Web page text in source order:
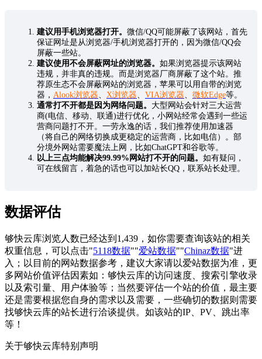
建议用手机浏览器打开。 微信/QQ可能屏蔽了该网站，首先
保证网址是从浏览器/手机浏览器打开的，因为微信/QQ会
屏蔽一些站。
建议使用不会屏蔽网址的浏览器。 如果浏览器提示该网站
违规，并非真的违规。而是浏览器厂商屏蔽了这个站。推
荐原生态不会屏蔽网站的浏览器，苹果可以用自带的浏览
器， Alook浏览器、 X浏览器、 VIA浏览器、 微软Edge等。
通常打不开都是因为网络问题。 大型网站会针对三大运营
商(电信、移动、联通)进行优化，小网站经常会遇到一些运
营商问题打不开。一劳永逸的话，我们推荐使用加速器
（将自己的网络切换成更稳定的运营商，比如电信）。部
分境外网站需要魔法上网，比如ChatGPT和谷歌等。
以上三点均能解决99.99%网站打不开的问题。 如有疑问，
可在线留言，着急的话也可以加站长QQ，联系站长处理。
数据评估
够快云库浏览人数已经达到1,439，如你需要查询该站的相关
权重信息，可以点击"5118数据""爱站数据""Chinaz数据"进
入；以目前的网站数据参考，建议大家请以爱站数据为准，更
多网站价值评估因素如：够快云库的访问速度、搜索引擎收录
以及索引量、用户体验等；当然要评估一个站的价值，最主要
还是需要根据您自身的需求以及需要，一些确切的数据则需要
找够快云库的站长进行洽谈提供。如该站的IP、PV、跳出率
等！
关于够快云库特别声明